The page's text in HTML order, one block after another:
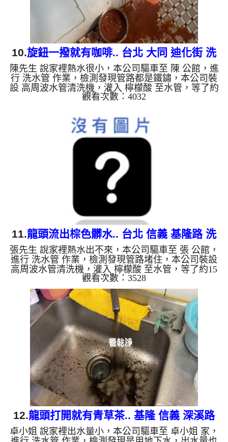
10.旋鈕一撥就有咖啡.. 台北 大同 迪化街 洗
水管
陳先生 說家裡熱水很小，本公司驅車至 陳 公館，進
行 洗水管 作業，檢測發現管路都是鐵鏽，本公司裝
設 高周波水管清洗機，灌入 檸檬酸 至水管，等了約
15分，開啟 水管清洗機 ，啟動 螺旋波 模式，一洗就
復了。 如是自來水，如水管老化，會產生鐵鏽跟泥
沙堆積，洗出來的水就會是咖啡色，地下水含有氧化
錳，管壁上會結成黑色管垢，洗出來的水會跟石油一
樣黑，有些洗出綠色的水，是因為裡面有銅的物質，
生鏽產生銅綠，如是藍色的水，是因為水龍頭合金的
養化造成，有些水...
觀看次數：4032
11.龍頭流出棕色髒水.. 台北 信義 基隆路 洗
水管
張先生 說家裡熱水出不來，本公司驅車至 張 公館，
進行 洗水管 作業，檢測發現管路堵住，本公司裝設
高周波水管清洗機，灌入 檸檬酸 至水管，等了約15
分，開啟 水管清洗機 ，啟動 螺旋波 模式，一洗就流
出棕灰髒水，二個多小時後，出水量恢復了。 如是
自來水，如水管老化，會產生鐵鏽跟泥沙堆積，洗出
來的水就會是咖啡色，地下水含有氧化錳，管壁上會
結成黑色管垢，洗出來的水會跟石油一樣黑，有些洗
出綠色的水，是因為裡面有銅的物質，生鏽產生銅
綠，如是藍色的水，是因為水龍頭合金的養化造成，
有些水管洗出像洗米...
觀看次數：3528
12.龍頭打開就有青草茶.. 基隆 信義 深溪路
洗水管
卓小姐 說家裡出水量小，本公司驅車至 卓小姐 家，